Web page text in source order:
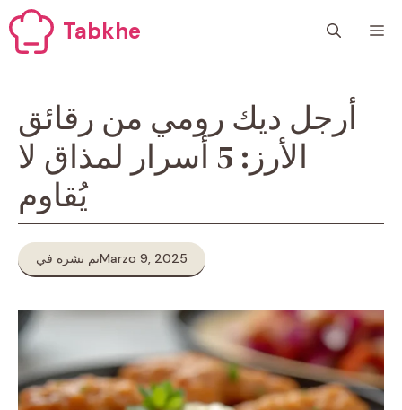
al
contenuto
Tabkhe
أرجل ديك رومي من رقائق
الأرز: 5 أسرار لمذاق لا
يُقاوم
تم نشره فيMarzo 9, 2025